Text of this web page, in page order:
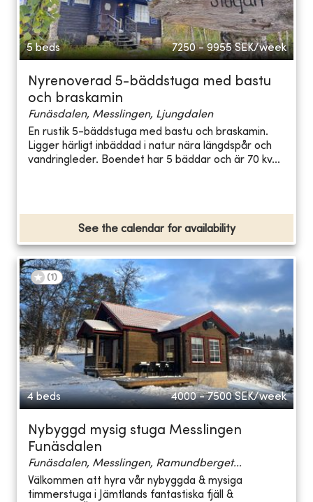
5 beds 7250 - 9955 SEK/week
Nyrenoverad 5-bäddstuga med bastu
och braskamin
Funäsdalen, Messlingen, Ljungdalen
En rustik 5-bäddstuga med bastu och braskamin.
Ligger härligt inbäddad i natur nära längdspår och
vandringleder. Boendet har 5 bäddar och är 70 kv...
See the calendar for availability
(1 )
4 beds 4000 - 7500 SEK/week
Nybyggd mysig stuga Messlingen
Funäsdalen
Funäsdalen, Messlingen, Ramundberget...
Välkommen att hyra vår nybyggda & mysiga
timmerstuga i Jämtlands fantastiska fjäll &